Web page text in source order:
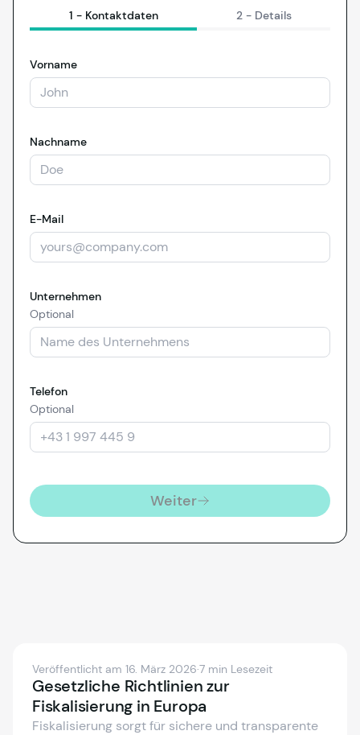
1 - Kontaktdaten 2 - Details
Vorname
Nachname
E-Mail
Unternehmen
Optional
Telefon
Optional
Weiter
Veröffentlicht am 16. März 2026·7 min Lesezeit
Gesetzliche Richtlinien zur
Fiskalisierung in Europa
Fiskalisierung sorgt für sichere und transparente